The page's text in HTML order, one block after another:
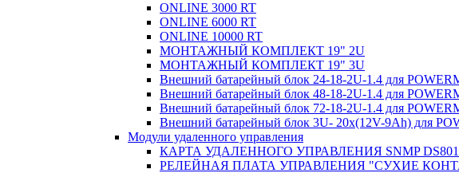
ONLINE 3000 RT
ONLINE 6000 RT
ONLINE 10000 RT
МОНТАЖНЫЙ КОМПЛЕКТ 19" 2U
МОНТАЖНЫЙ КОМПЛЕКТ 19" 3U
Внешний батарейный блок 24-18-2U-1.4 для
Внешний батарейный блок 48-18-2U-1.4 для
Внешний батарейный блок 72-18-2U-1.4 для
Внешний батарейный блок 3U- 20x(12V-9Ah) для
Модули удаленного управления
КАРТА УДАЛЕННОГО УПРАВЛЕНИЯ SNMP DS801
РЕЛЕЙНАЯ ПЛАТА УПРАВЛЕНИЯ "СУХИЕ